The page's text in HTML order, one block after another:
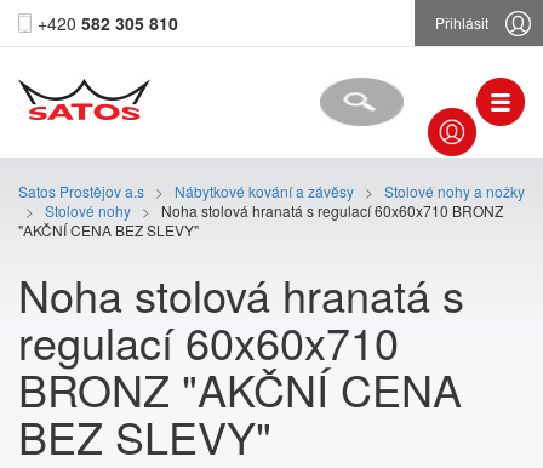
+420 582 305 810 Přihlásit
Satos Prostějov a.s > Nábytkové kování a závěsy >
Stolové nohy a nožky
>
Stolové nohy >
Noha stolová hranatá s regulací 60x60x710 BRONZ
"AKČNÍ CENA BEZ SLEVY"
Noha stolová hranatá s
regulací 60x60x710
BRONZ "AKČNÍ CENA
BEZ SLEVY"